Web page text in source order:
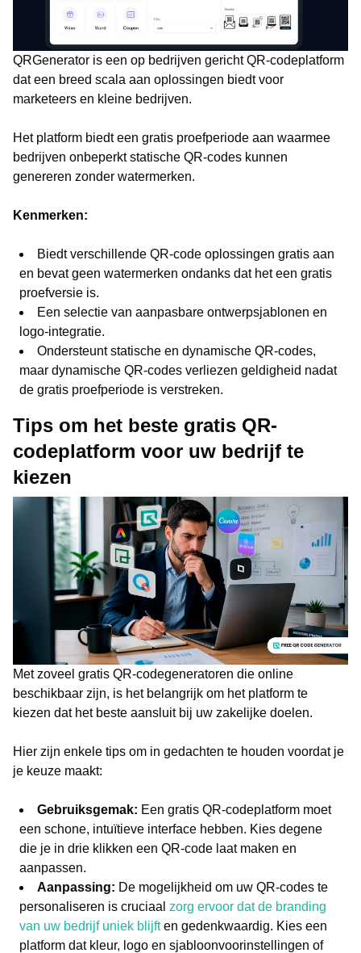
QRGenerator is een op bedrijven gericht QR-codeplatform
dat een breed scala aan oplossingen biedt voor
marketeers en kleine bedrijven.
Het platform biedt een gratis proefperiode aan waarmee
bedrijven onbeperkt statische QR-codes kunnen
genereren zonder watermerken.
Kenmerken:
Biedt verschillende QR-code oplossingen gratis aan
en bevat geen watermerken ondanks dat het een gratis
proefversie is.
Een selectie van aanpasbare ontwerpsjablonen en
logo-integratie.
Ondersteunt statische en dynamische QR-codes,
maar dynamische QR-codes verliezen geldigheid nadat
de gratis proefperiode is verstreken.
Tips om het beste gratis QR-
codeplatform voor uw bedrijf te
kiezen
Met zoveel gratis QR-codegeneratoren die online
beschikbaar zijn, is het belangrijk om het platform te
kiezen dat het beste aansluit bij uw zakelijke doelen.
Hier zijn enkele tips om in gedachten te houden voordat je
je keuze maakt:
Gebruiksgemak: Een gratis QR-codeplatform moet
een schone, intuïtieve interface hebben. Kies degene
die je in drie klikken een QR-code laat maken en
aanpassen.
Aanpassing: De mogelijkheid om uw QR-codes te
personaliseren is cruciaal zorg ervoor dat de branding
van uw bedrijf uniek blijften gedenkwaardig. Kies een
platform dat kleur, logo en sjabloonvoorinstellingen of